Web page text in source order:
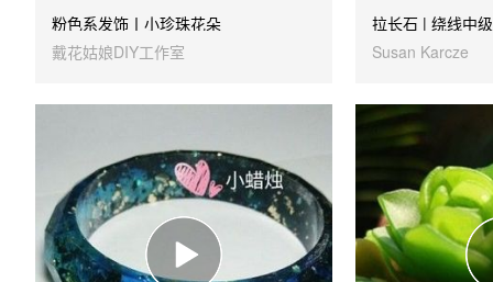
粉色系发饰丨小珍珠花朵
戴花姑娘DIY工作室
拉长石 | 绕线中
Susan Karcze